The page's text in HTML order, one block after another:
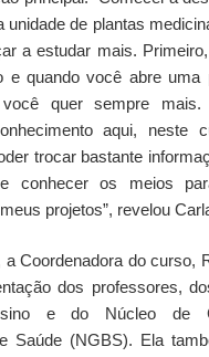
unidade de plantas
a estudar mais.
e quando você abre uma
você quer sempre
aqui, neste
trocar bastante
conhecer os meios
projetos”, revelou
a Coordenadora do curso,
dos professores,
e do Núcleo de
Saúde (NGBS). Ela